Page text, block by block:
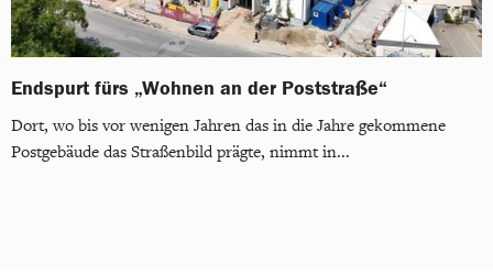
Endspurt fürs „Wohnen an der Poststraße“
Dort, wo bis vor wenigen Jahren das in die Jahre gekommene
Postgebäude das Straßenbild prägte, nimmt in...